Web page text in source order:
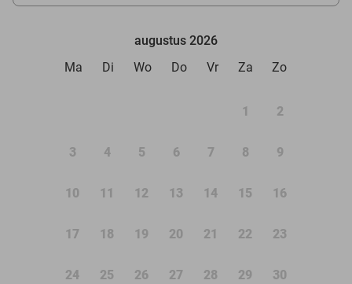
augustus 2026
Ma
Di Wo Do Vr Za Zo
1 2
3 4 5 6 7 8 9
10 11 12 13 14 15 16
17 18 19 20 21 22 23
24 25 26 27 28 29 30